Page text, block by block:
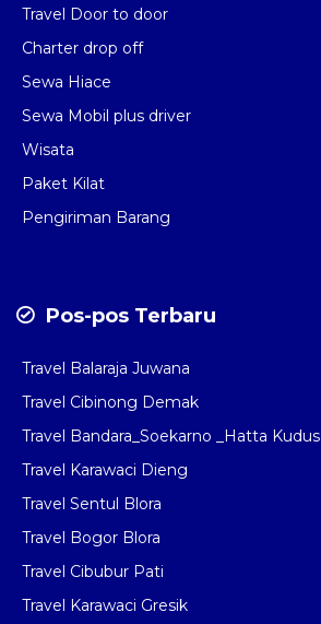
Travel Door to door
Charter drop off
Sewa Hiace
Sewa Mobil plus driver
Wisata
Paket Kilat
Pengiriman Barang
Pos-pos Terbaru
Travel Balaraja Juwana
Travel Cibinong Demak
Travel Bandara_Soekarno _Hatta Kudus
Travel Karawaci Dieng
Travel Sentul Blora
Travel Bogor Blora
Travel Cibubur Pati
Travel Karawaci Gresik